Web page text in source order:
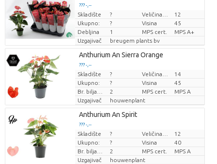
??? -,--
Cijena po komadu
Skladište ?
12
Ukupno:
? Visina
45
Debljina
1 MPS cert.
MPS A+
Uzgajivač
breugem plants bv
Anthurium An Sierra Orange
??? -,--
Cijena po komadu
Skladište ?
14
Ukupno:
? Visina
45
2 MPS cert.
MPS A
Uzgajivač
houwenplant
Anthurium An Spirit
??? -,--
Cijena po komadu
Skladište ?
12
Ukupno:
? Visina
40
2 MPS cert.
MPS A
Uzgajivač
houwenplant